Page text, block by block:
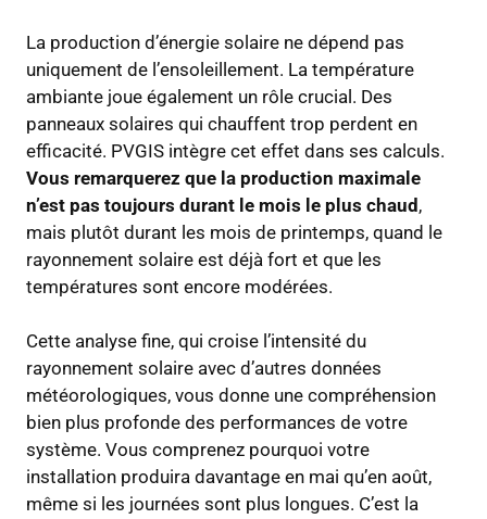
La production d’énergie solaire ne dépend pas
uniquement de l’ensoleillement. La température
ambiante joue également un rôle crucial. Des
panneaux solaires qui chauffent trop perdent en
efficacité. PVGIS intègre cet effet dans ses calculs.
Vous remarquerez que la production maximale
n’est pas toujours durant le mois le plus chaud,
mais plutôt durant les mois de printemps, quand le
rayonnement solaire est déjà fort et que les
températures sont encore modérées.
Cette analyse fine, qui croise l’intensité du
rayonnement solaire avec d’autres données
météorologiques, vous donne une compréhension
bien plus profonde des performances de votre
système. Vous comprenez pourquoi votre
installation produira davantage en mai qu’en août,
même si les journées sont plus longues. C’est la